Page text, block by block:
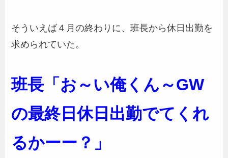
そういえば４月の終わりに、班長から休日出勤を
求められていた。
班長「お～い俺くん～GW
の最終日休日出勤でてくれ
るかーー？」